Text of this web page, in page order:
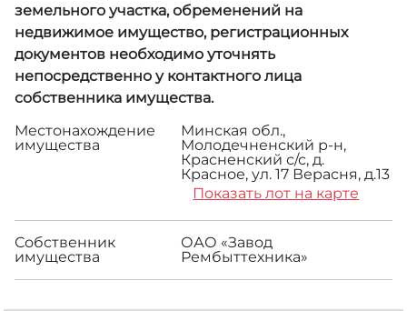
земельного участка, обременений на
недвижимое имущество, регистрационных
документов необходимо уточнять
непосредственно у контактного лица
собственника имущества.
Местонахождение
имущества
Минская обл.,
Молодечненский р-н,
Красненский с/с, д.
Красное, ул. 17 Верасня, д.13
Показать лот на карте
Собственник
имущества
ОАО «Завод
Рембыттехника»